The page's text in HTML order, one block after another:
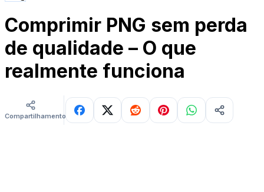
Comprimir PNG sem perda
de qualidade – O que
realmente funciona
Compartilhamentos